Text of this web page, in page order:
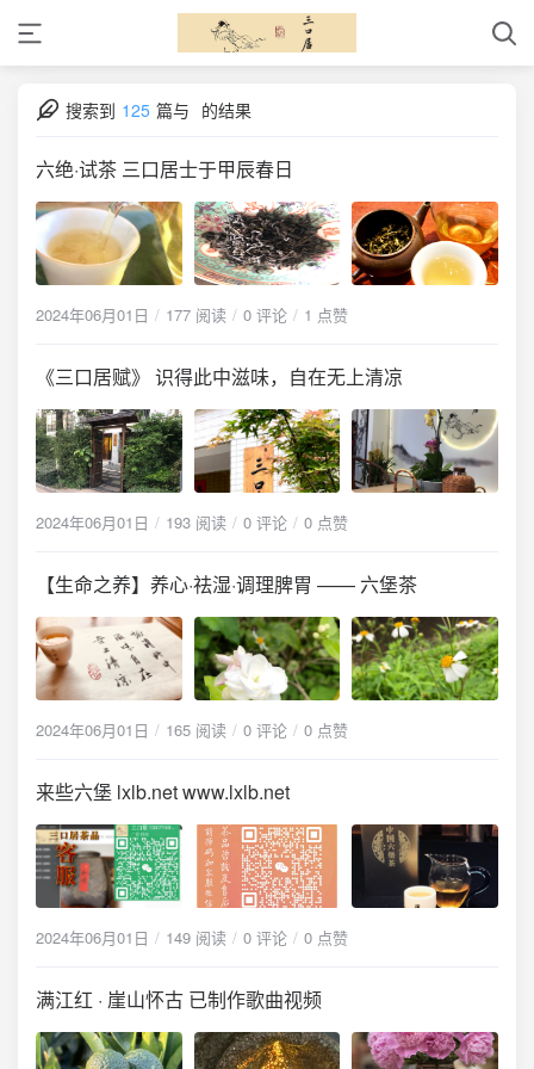
搜索到 125 篇与 的结果
六绝·试茶 三口居士于甲辰春日
2024年06月01日 177 阅读 0 评论 1 点赞
《三口居赋》 识得此中滋味，自在无上清凉
2024年06月01日 193 阅读 0 评论 0 点赞
【生命之养】养心·祛湿·调理脾胃 —— 六堡茶
2024年06月01日 165 阅读 0 评论 0 点赞
来些六堡 lxlb.net www.lxlb.net
2024年06月01日 149 阅读 0 评论 0 点赞
满江红 · 崖山怀古 已制作歌曲视频